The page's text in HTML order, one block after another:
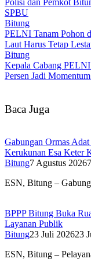
SPBU
Bitung
PELNI Tanam Pohon
Laut Harus Tetap
Bitung
Kepala Cabang
Persen Jadi
Baca Juga
Gabungan Ormas
Kerukunan Esa Keter
Bitung7 Agustus 2026
ESN, Bitung –
BPPP Bitung Buka
Layanan Publik
Bitung23 Juli 202623
ESN, Bitung –